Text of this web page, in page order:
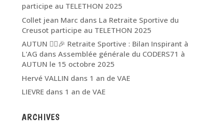
participe au TELETHON 2025
Collet jean Marc dans La Retraite Sportive du
Creusot participe au TELETHON 2025
AUTUN 🏃‍♂️🎉 Retraite Sportive : Bilan Inspirant à
L'AG dans Assemblée générale du CODERS71 à
AUTUN le 15 octobre 2025
Hervé VALLIN dans 1 an de VAE
LIEVRE dans 1 an de VAE
ARCHIVES